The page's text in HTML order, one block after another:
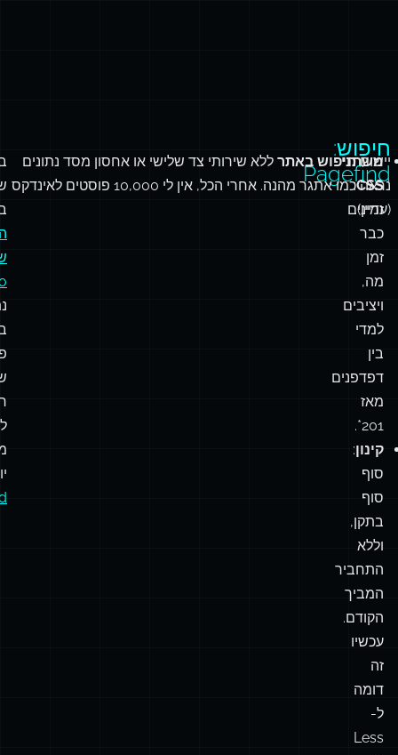
מותאמים אישית
התלויים במצב,
דפדפן בלבד
❌
✅
משתני
CSS
:
זמינים
כבר
זמן
מה,
ויציבים
למדי
בין
דפדפנים
מאז
201*.
קינון:
סוף
סוף
בתקן,
וללא
התחביר
המביך
הקודם.
חיפוש:
Pagefind
יישום
(עדיין).